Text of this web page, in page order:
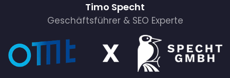
Timo Specht
Geschäftsführer & SEO Experte